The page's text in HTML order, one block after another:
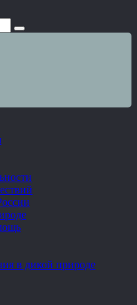
в дикой природе